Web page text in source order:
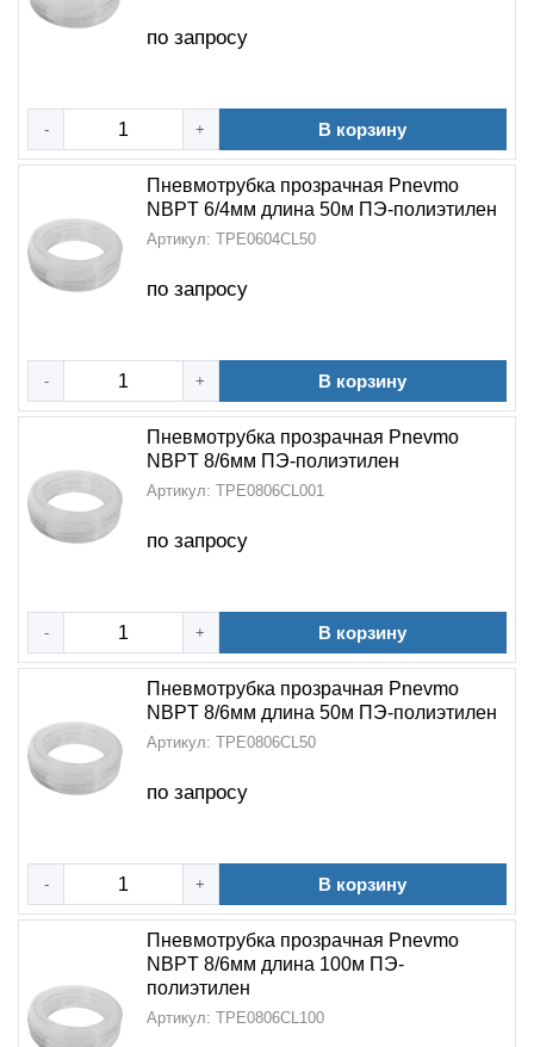
по запросу
- + В корзину
Пневмотрубка прозрачная Pnevmo
NBPT 6/4мм длина 50м ПЭ-полиэтилен
Артикул: TPE0604CL50
по запросу
- + В корзину
Пневмотрубка прозрачная Pnevmo
NBPT 8/6мм ПЭ-полиэтилен
Артикул: TPE0806CL001
по запросу
- + В корзину
Пневмотрубка прозрачная Pnevmo
NBPT 8/6мм длина 50м ПЭ-полиэтилен
Артикул: TPE0806CL50
по запросу
- + В корзину
Пневмотрубка прозрачная Pnevmo
NBPT 8/6мм длина 100м ПЭ-
полиэтилен
Артикул: TPE0806CL100